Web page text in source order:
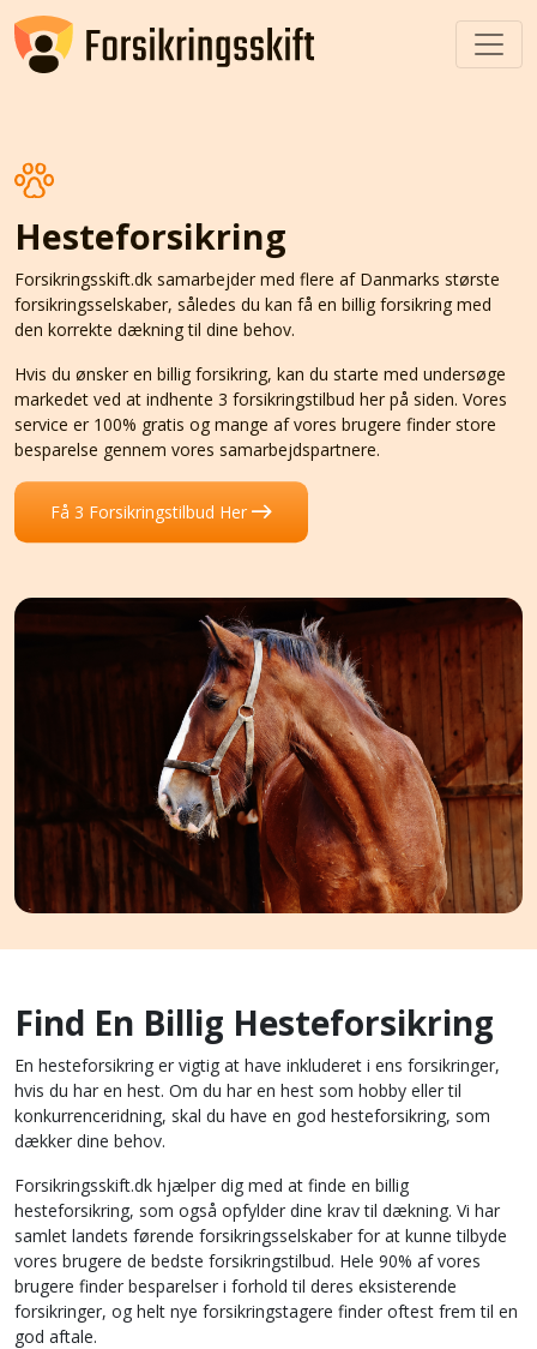
Hesteforsikring
Forsikringsskift.dk samarbejder med flere af Danmarks største
forsikringsselskaber, således du kan få en billig forsikring med
den korrekte dækning til dine behov.
Hvis du ønsker en billig forsikring, kan du starte med undersøge
markedet ved at indhente 3 forsikringstilbud her på siden. Vores
service er 100% gratis og mange af vores brugere finder store
besparelse gennem vores samarbejdspartnere.
Få 3 Forsikringstilbud Her
Find En Billig Hesteforsikring
En hesteforsikring er vigtig at have inkluderet i ens forsikringer,
hvis du har en hest. Om du har en hest som hobby eller til
konkurrenceridning, skal du have en god hesteforsikring, som
dækker dine behov.
Forsikringsskift.dk hjælper dig med at finde en billig
hesteforsikring, som også opfylder dine krav til dækning. Vi har
samlet landets førende forsikringsselskaber for at kunne tilbyde
vores brugere de bedste forsikringstilbud. Hele 90% af vores
brugere finder besparelser i forhold til deres eksisterende
forsikringer, og helt nye forsikringstagere finder oftest frem til en
god aftale.